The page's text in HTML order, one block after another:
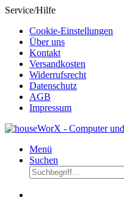
Service/Hilfe
Cookie-Einstellungen
Über uns
Kontakt
Versandkosten
Widerrufsrecht
Datenschutz
AGB
Impressum
Menü
Suchen